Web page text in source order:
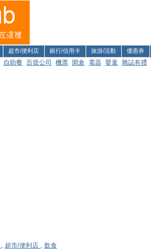
超市/便利店 銀行/信用卡 旅游/活動 優惠券
自助餐 百貨公司 機票 開倉 電器 嬰童 雜誌有禮
, 超市/便利店 , 飲食